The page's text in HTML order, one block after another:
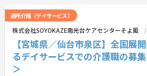
通所介護（デイサービス）
株式会社SOYOKAZE南光台ケアセンターそよ風
【宮城県／仙台市泉区】全国展
るデイサービスでの介護職の募
＞